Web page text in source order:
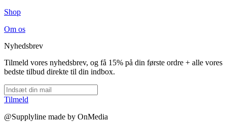
Shop
Om os
Nyhedsbrev
Tilmeld vores nyhedsbrev, og få 15% på din første ordre + alle vores
bedste tilbud direkte til din indbox.
Tilmeld
@Supplyline made by OnMedia